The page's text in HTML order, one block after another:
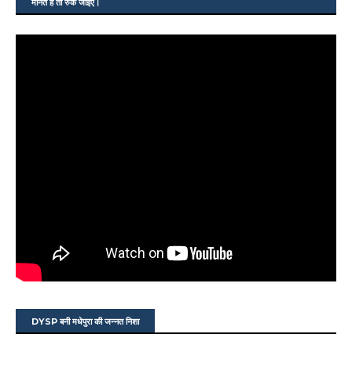
मानते हैं तो रुक जाइए।
DYSP बनी मधेपुरा की जन्नत निशा